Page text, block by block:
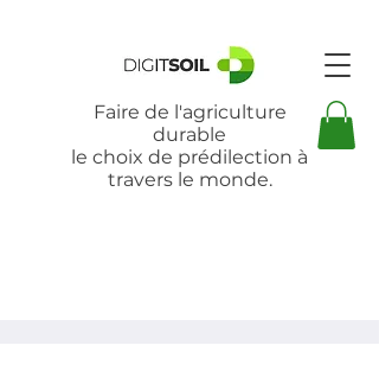
Faire de l'agriculture
durable
le choix de prédilection à
travers le monde.